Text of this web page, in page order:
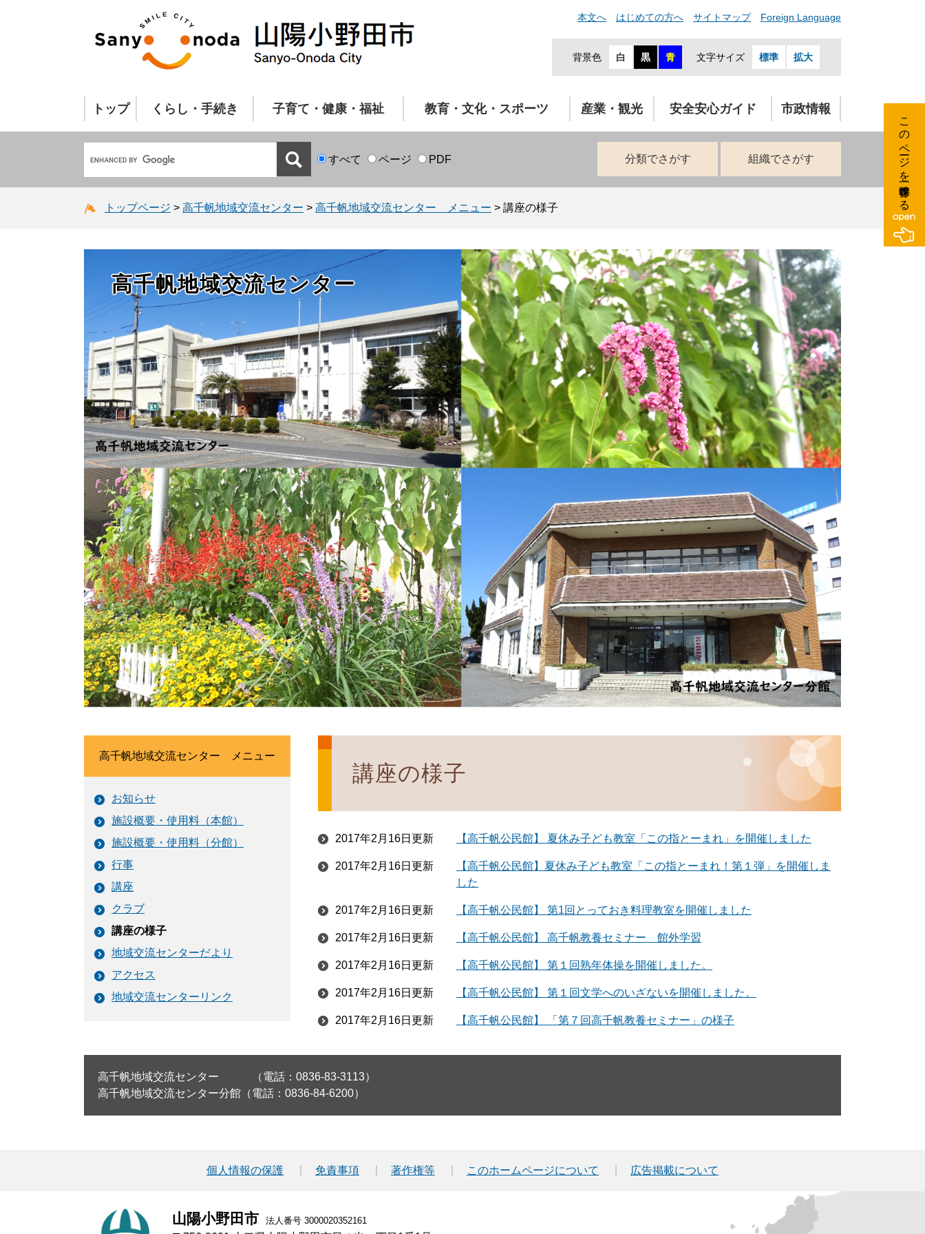
本文へ はじめての方へ サイトマップ Foreign Language
背景色 白 黒 青 文字サイズ 標準 拡大
トップ くらし・手続き 子育て・健康・福祉 教育・文化・スポーツ 産業・観光 安全安心ガイド 市政情報
すべて ページ PDF 分類でさがす 組織でさがす
トップページ > 高千帆地域交流センター > 高千帆地域交流センター メニュー > 講座の様子
高千帆地域交流センター
講座の様子
2017年2月16日更新 【高千帆公民館】 夏休み子ども教室「この指とーまれ」を開催しました
2017年2月16日更新
【高千帆公民館】夏休み子ども教室「この指とーまれ！第１弾」を開催しま
した
2017年2月16日更新 【高千帆公民館】 第1回とっておき料理教室を開催しました
2017年2月16日更新 【高千帆公民館】 高千帆教養セミナー 館外学習
2017年2月16日更新 【高千帆公民館】 第１回熟年体操を開催しました。
2017年2月16日更新 【高千帆公民館】 第１回文学へのいざないを開催しました。
2017年2月16日更新 【高千帆公民館】 「第７回高千帆教養セミナー」の様子
高千帆地域交流センター メニュー
お知らせ
施設概要・使用料（本館）
施設概要・使用料（分館）
行事
講座
クラブ
講座の様子
地域交流センターだより
アクセス
地域交流センターリンク
高千帆地域交流センター （電話：0836-83-3113）
高千帆地域交流センター分館（電話：0836-84-6200）
個人情報の保護 免責事項 著作権等 このホームページについて 広告掲載について
山陽小野田市 法人番号 3000020352161
このページを一時保存する